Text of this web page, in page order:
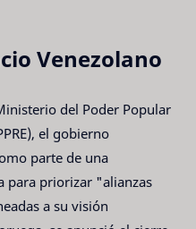
Venezolano
del Poder Popular
el gobierno
parte de una
para priorizar "alianzas
a su visión